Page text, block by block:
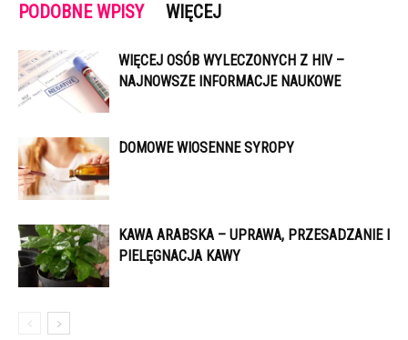
PODOBNE WPISY WIĘCEJ
WIĘCEJ OSÓB WYLECZONYCH Z HIV –
NAJNOWSZE INFORMACJE NAUKOWE
DOMOWE WIOSENNE SYROPY
KAWA ARABSKA – UPRAWA, PRZESADZANIE I
PIELĘGNACJA KAWY